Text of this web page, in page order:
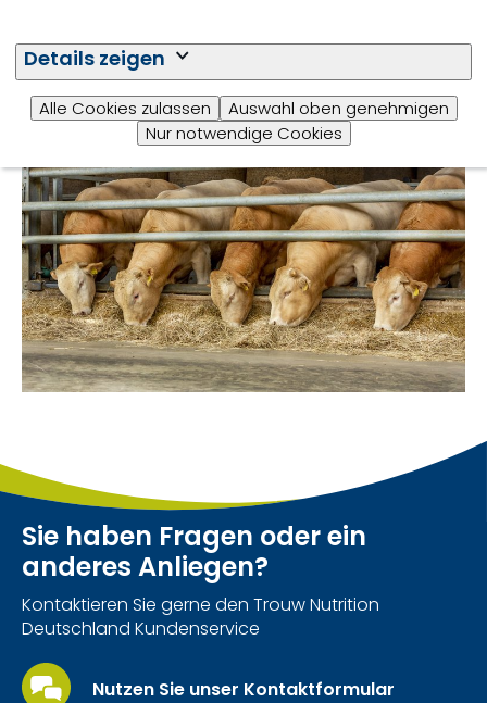
Details zeigen
Alle Cookies zulassen
Auswahl oben genehmigen
Nur notwendige Cookies
Optimierung der Mineralstoffe
Sie haben Fragen oder ein
anderes Anliegen?
Kontaktieren Sie gerne den Trouw Nutrition
Deutschland Kundenservice
Nutzen Sie unser Kontaktformular